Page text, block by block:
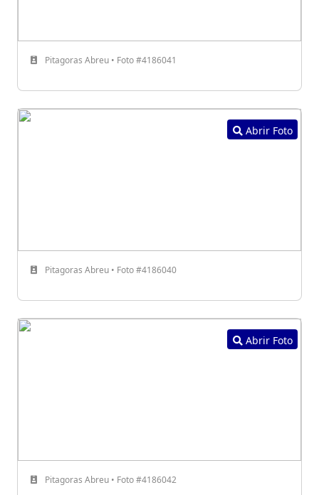
Pitagoras Abreu • Foto #4186041
Abrir Foto
Pitagoras Abreu • Foto #4186040
Abrir Foto
Pitagoras Abreu • Foto #4186042